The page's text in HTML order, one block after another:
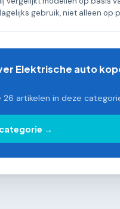
gebruik, niet alleen op
Elektrische auto
26 artikelen in deze
→